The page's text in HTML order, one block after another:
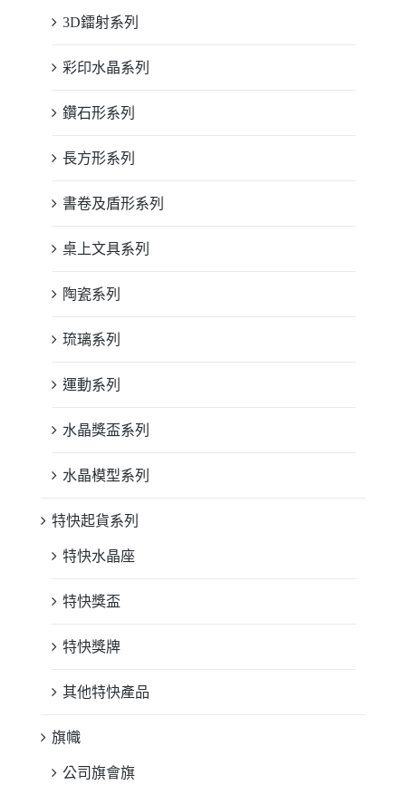
3D鐳射系列
彩印水晶系列
鑽石形系列
長方形系列
書卷及盾形系列
桌上文具系列
陶瓷系列
琉璃系列
運動系列
水晶獎盃系列
水晶模型系列
特快起貨系列
特快水晶座
特快獎盃
特快獎牌
其他特快產品
旗幟
公司旗會旗